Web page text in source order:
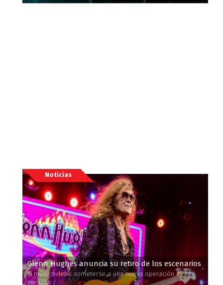
Noticias
Glenn Hughes anuncia su retiro de los escenarios
El músico debe someterse a una nueva operación al
corazón /Miércoles, 05 de Agosto de 2026